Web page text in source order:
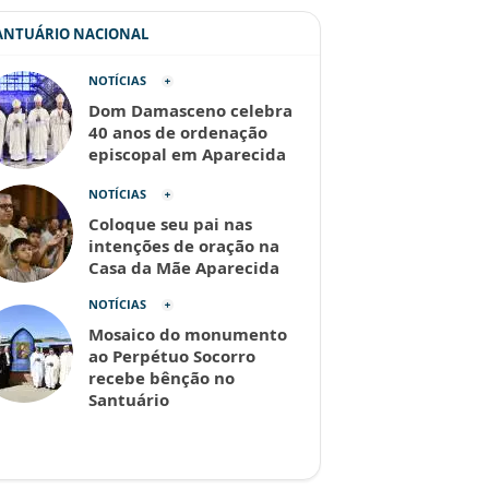
NACIONAL
NOTÍCIAS
Dom Damasceno celebra
40 anos de ordenação
episcopal em Aparecida
NOTÍCIAS
Coloque seu pai nas
intenções de oração na
Casa da Mãe Aparecida
NOTÍCIAS
Mosaico do monumento
ao Perpétuo Socorro
recebe bênção no
Santuário